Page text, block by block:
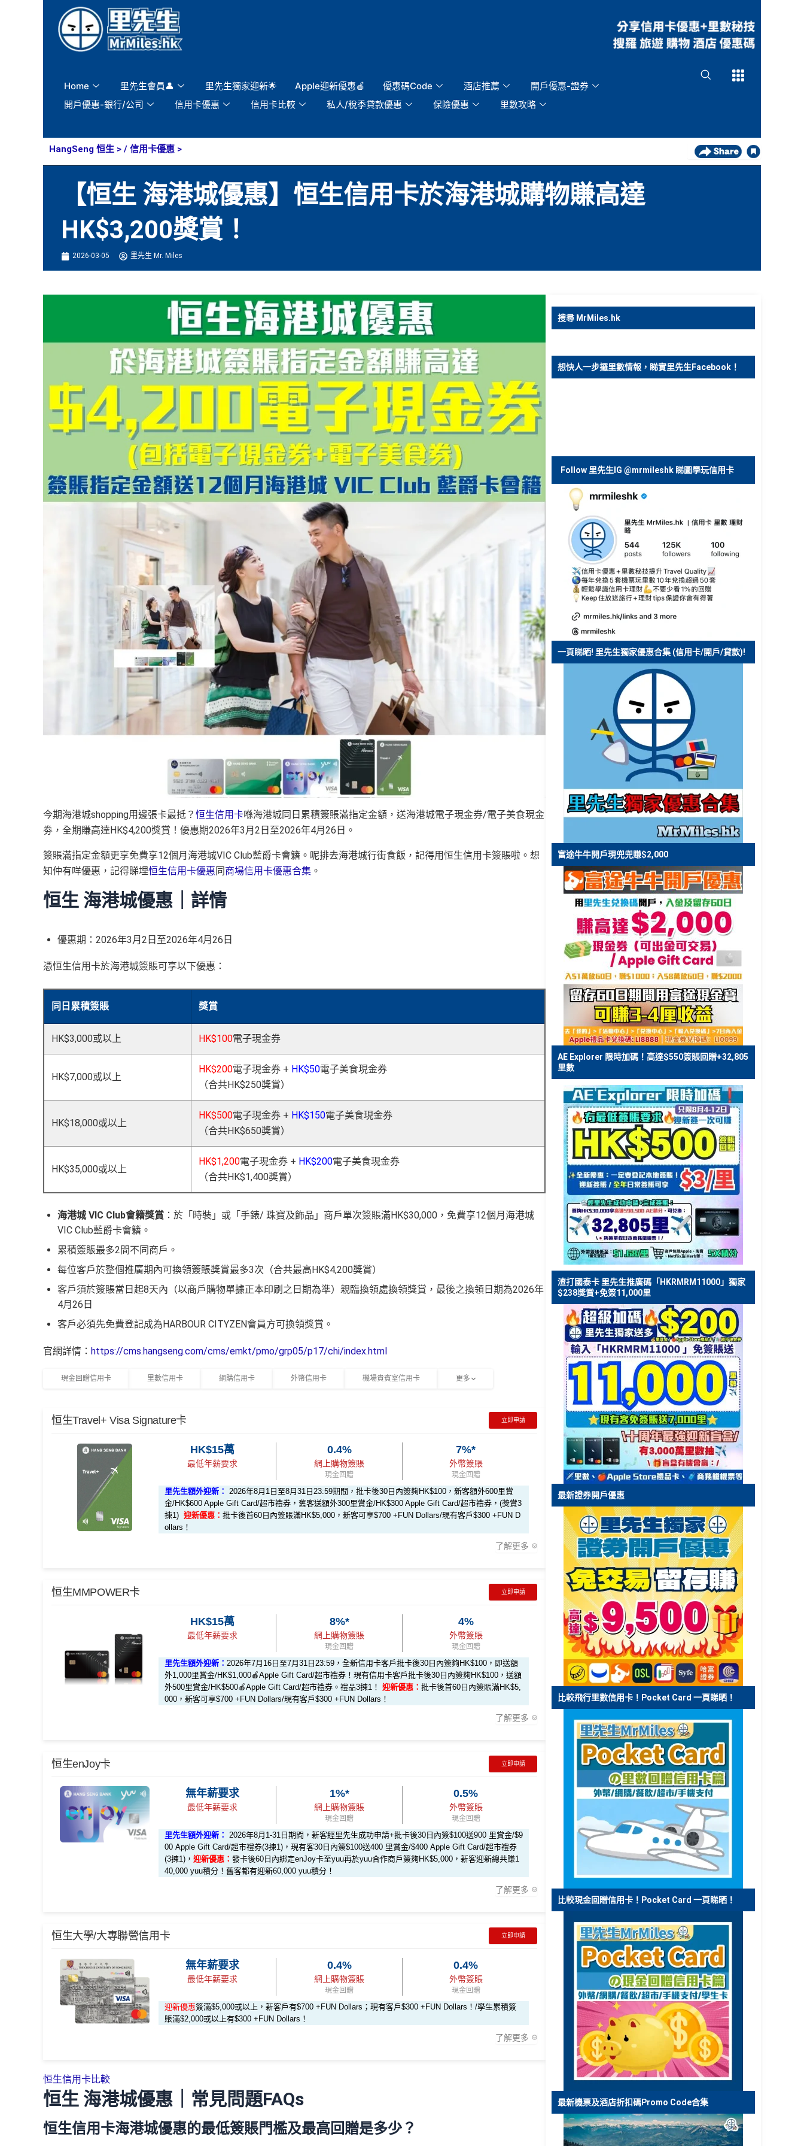
Home 里先生會員👤 里先生獨家迎新🌟 Apple迎新優惠🍎 優惠碼Code 酒店推薦
開戶優惠-證券
開戶優惠-銀行/公司
信用卡優惠 信用卡比較 私人/稅季貸款優惠 保險優惠 里數攻略
Open
HangSeng 恒生 > / 信用卡優惠 >
【恒生 海港城優惠】恒生信用卡於海港城購物賺高達
HK$3,200獎賞！
2026-03-05 里先生 Mr. Miles
今期海港城shopping用邊張卡最抵？ 恒生信用卡喺海港城同日累積簽賬滿指定金額，送海港城電子現金券/電子美食現金
劵，全期賺高達HK$4,200獎賞！優惠期2026年3月2日至2026年4月26日。
簽賬滿指定金額更享免費享12個月海港城VIC Club藍爵卡會籍。呢排去海港城行街食飯，記得用恒生信用卡簽賬啦。想
知仲有咩優惠，記得睇埋恒生信用卡優惠同商場信用卡優惠合集 。
恒生 海港城優惠｜詳情
優惠期：2026年3月2日至2026年4月26日
憑恒生信用卡於海港城簽賬可享以下優惠：
同日累積簽賬 獎賞
HK$3,000或以上 HK$100電子現金券
HK$7,000或以上
HK$200電子現金券 + HK$50電子美食現金券
（合共HK$250獎賞）
HK$18,000或以上
HK$500電子現金券 + HK$150電子美食現金券
（合共HK$650獎賞）
HK$35,000或以上
HK$1,200電子現金券 + HK$200電子美食現金券
（合共HK$1,400獎賞）
海港城 VIC Club會籍獎賞 ：於「時裝」或「手錶/ 珠寶及飾品」商戶單次簽賬滿HK$30,000，免費享12個月海港城
VIC Club藍爵卡會籍。
累積簽賬最多2間不同商戶。
每位客戶於整個推廣期內可換領簽賬獎賞最多3次（合共最高HK$4,200獎賞）
客戶須於簽賬當日起8天內（以商戶購物單據正本印刷之日期為準）親臨換領處換領獎賞，最後之換領日期為2026年
4月26日
客戶必須先免費登記成為HARBOUR CITYZEN會員方可換領獎賞。
官網詳情： https://cms.hangseng.com/cms/emkt/pmo/grp05/p17/chi/index.html
現金回贈信用卡 里數信用卡 網購信用卡 外幣信用卡 機場貴賓室信用卡 更多
恒生Travel+ Visa Signature卡 立即申請
HK$15萬
最低年薪要求
0.4%
網上購物簽賬
現金回贈
7%*
外幣簽賬
現金回贈
里先生額外迎新：
2026年8月1日至8月31日23:59期間，批卡後30日內簽夠HK$100，新客額外600里賞
金/HK$600 Apple Gift Card/超市禮券，舊客送額外300里賞金/HK$300 Apple Gift Card/超市禮券，(獎賞3
揀1) 迎新優惠： 批卡後首60日內簽賬滿HK$5,000，新客可享$700 +FUN Dollars/現有客戶$300 +FUN D
ollars！
了解更多
🎁迎新禮遇
推廣期：2026年8月1日至8月31日23:59
經里先生申請恒生Travel+ Visa Signature卡
里先生會員平台額外賞：成為新會員並經平台申請獎賞賺額外38里賞金
全新*信用卡客戶批卡後30日內簽夠HK$100送額外600里賞金**/HK$600 Apple Gift Card /超市禮券(3揀1)
額外300里賞金**/HK$300 Apple Gift Card /超市禮券(3揀1)
📝迎新表格：
**每1里賞金 ≈ HK$1，可兌換FPS轉數快回贈！
新舊客戶於 網上連結申請批卡後首60日內累積簽賬滿HK$5,000，即符合獲取條件
$700 +FUN Dollars
$300 +FUN Dollars
、其他外幣簽賬、本地餐飲可享高
✅優點
入息要求親民，相當易批卡
日本、韓國、泰國、內地、澳門及台灣實體店外幣簽賬可享
高達7% +FUN Dollars回贈
其他海外外幣簽賬可享
本地餐飲簽賬可享高達5% +FUN Dollars回贈
無得換里數
日常簽賬回贈0.4%，唔算太吸引
恒生MMPOWER卡 立即申請
HK$15萬
最低年薪要求
8%*
網上購物簽賬
現金回贈
4%
外幣簽賬
現金回贈
里先生額外迎新： 2026年7月16日至7月31日23:59，全新信用卡客戶批卡後30日內簽夠HK$100，即送額
外1,000里賞金/HK$1,000🍎Apple Gift Card/超市禮券！現有信用卡客戶批卡後30日內簽夠HK$100，送額
外500里賞金/HK$500🍎Apple Gift Card/超市禮券。禮品3揀1！ 迎新優惠： 批卡後首60日內簽賬滿HK$5,
000，新客可享$700 +FUN Dollars/現有客戶$300 +FUN Dollars！
了解更多
🎁迎新禮遇
限時加碼迎新：
推廣期：2026年7月16日至7月31日23:59
經里先生申請恒生MMPOWER World Mastercard
全新信用卡客戶*批卡後30日內簽夠HK$100，送額外1,000里賞金/HK$1,000🍎Apple Gift Card/超市禮券 (3
現有信用卡客戶批卡後30日內簽夠HK$100，送額外500里賞金/HK$500🍎Apple Gift Card/超市禮券(3揀1)
📝迎新表格：MrMiles.hk/mpower-form
*每1里賞金 ≈ HK$1，可兌換FPS轉數快回贈！ ***2026年4月17日或之前申請，填表呢邊
https://forms.gle/rPueeqaPv
oCRjPBh9 基本迎新：
推廣期：2026年1月1日至12月31日
海外外幣簽賬可享高達
享高達1% +FUN Dollars回贈 ，每月額外回贈上限$500 +FUN Dollars！^
✅優點
恒生enJoy卡 立即申請
無年薪要求
最低年薪要求
1%*
網上購物簽賬
現金回贈
0.5%
外幣簽賬
現金回贈
里先生額外迎新：
2026年8月1-31日期間，新客經里先生成功申請+批卡後30日內簽$100送900 里賞金/$9
00 Apple Gift Card/超市禮券(3揀1)， 現有客30日內簽$100送400 里賞金/$400 Apple Gift Card/超市禮券
(3揀1)， 迎新優惠： 發卡後60日內綁定enJoy卡至yuu再於yuu合作商戶簽夠HK$5,000，新客迎新總共賺1
40,000 yuu積分！舊客都有迎新60,000 yuu積分！
了解更多
enjoy/
🎁迎新禮遇
里先生全新優惠：
推廣期：2026年8月1-31日23:59
經里先生申請enJoy卡
現有信用卡
立即申請！→MrMiles.hk/enjoy-apply
📝迎新表格：
MrMiles.hk/enjoy-form
申請後記得盡快填form先有額外獎賞㗎！
恒生大學/大專聯營信用卡 立即申請
無年薪要求
最低年薪要求
0.4%
網上購物簽賬
現金回贈
0.4%
外幣簽賬
現金回贈
迎新優惠簽滿$5,000或以上，新客戶有$700 +FUN Dollars；現有客戶$300 +FUN Dollars！/學生累積簽
賬滿$2,000或以上有$300 +FUN Dollars！
了解更多
*交學費賺回贈，額外回贈上限$200 cash dollars，需登記
g-student/
🎁迎新禮遇
恒生 - 大學/大專聯營信用卡迎新優惠
恒生信用卡比較
恒生 海港城優惠｜常見問題FAQs
恒生信用卡海港城優惠的最低簽賬門檻及最高回贈是多少？
搜尋 MrMiles.hk
想快人一步攞里數情報，睇實里先生Facebook！
Follow 里先生IG @mrmileshk 睇圖學玩信用卡
一頁睇晒! 里先生獨家優惠合集 (信用卡/開戶/貸款)!
富途牛牛開戶現兜兜賺$2,000
AE Explorer 限時加碼！高達$550簽賬回贈+32,805
里數
渣打國泰卡 里先生推廣碼「HKRMRM11000」獨家
$238獎賞+免簽11,000里
最新證券開戶優惠
比較飛行里數信用卡！Pocket Card 一頁睇晒！
比較現金回贈信用卡！Pocket Card 一頁睇晒！
最新機票及酒店折扣碼Promo Code合集